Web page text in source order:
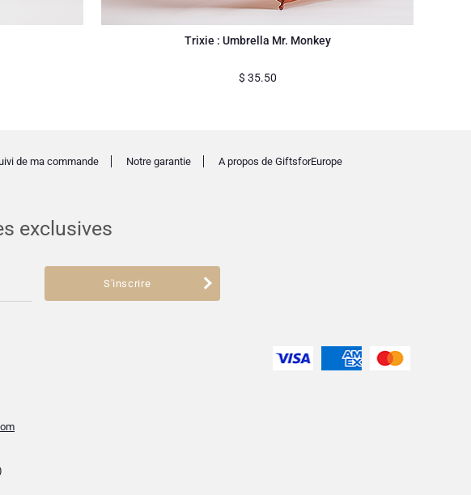
Trixie : Umbrella Mr. Monkey
$ 35.50
exclusives
S'inscrire
de ma commande Notre garantie A propos de GiftsforEurope